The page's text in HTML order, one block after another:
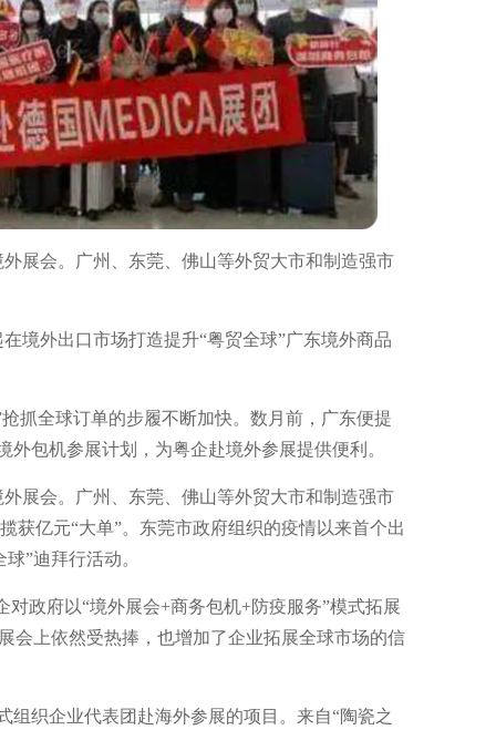
展会。广州、东莞、佛山等外贸大市和制造强市
境外出口市场打造提升“粤贸全球”广东境外商品
抓全球订单的步履不断加快。数月前，广东便提
包机参展计划，为粤企赴境外参展提供便利。
展会。广州、东莞、佛山等外贸大市和制造强市
获亿元“大单”。东莞市政府组织的疫情以来首个出
”迪拜行活动。
政府以“境外展会+商务包机+防疫服务”模式拓展
会上依然受热捧，也增加了企业拓展全球市场的信
织企业代表团赴海外参展的项目。来自“陶瓷之